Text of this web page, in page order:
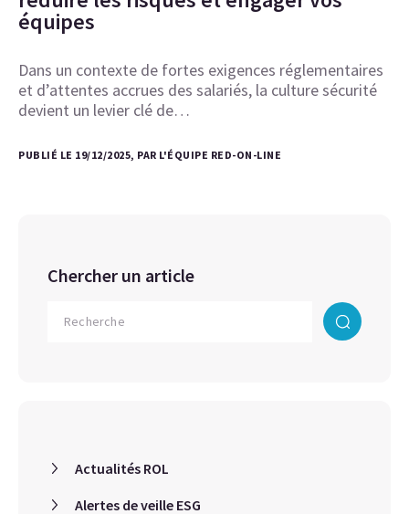
équipes
Dans un contexte de fortes exigences réglementaires
et d’attentes accrues des salariés, la culture sécurité
devient un levier clé de…
PUBLIÉ LE 19/12/2025, PAR L'ÉQUIPE RED-ON-LINE
Chercher un article
Actualités ROL
Alertes de veille ESG